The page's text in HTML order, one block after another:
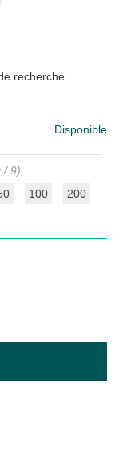
recherche
Disponible
/ 9)
100 200